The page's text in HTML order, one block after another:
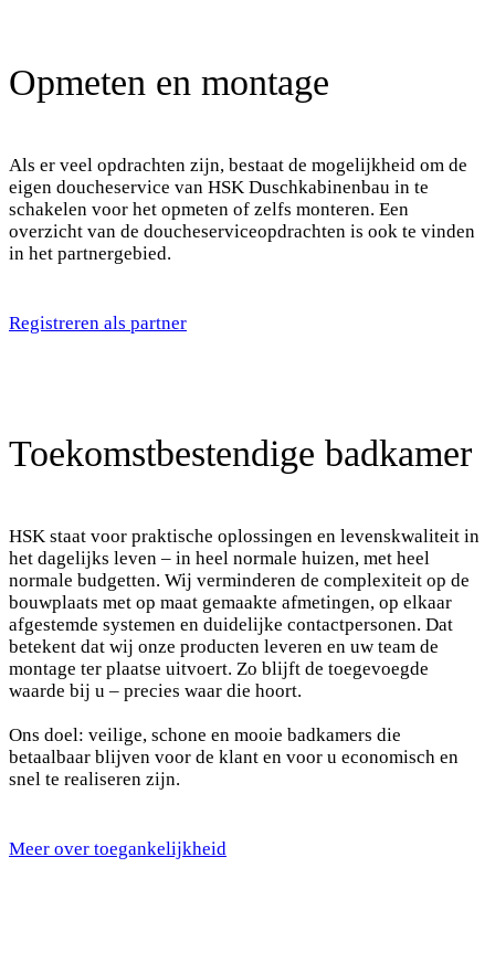
Opmeten en montage
Als er veel opdrachten zijn, bestaat de mogelijkheid om de
eigen doucheservice van HSK Duschkabinenbau in te
schakelen voor het opmeten of zelfs monteren. Een
overzicht van de doucheserviceopdrachten is ook te vinden
in het partnergebied.
Registreren als partner
Toekomstbestendige badkamer
HSK staat voor praktische oplossingen en levenskwaliteit in
het dagelijks leven – in heel normale huizen, met heel
normale budgetten. Wij verminderen de complexiteit op de
bouwplaats met op maat gemaakte afmetingen, op elkaar
afgestemde systemen en duidelijke contactpersonen. Dat
betekent dat wij onze producten leveren en uw team de
montage ter plaatse uitvoert. Zo blijft de toegevoegde
waarde bij u – precies waar die hoort.
Ons doel: veilige, schone en mooie badkamers die
betaalbaar blijven voor de klant en voor u economisch en
snel te realiseren zijn.
Meer over toegankelijkheid